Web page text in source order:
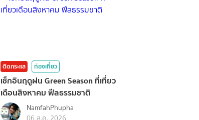
ติดกระแส ท่องเที่ยว
เช็กอินฤดูฝน Green Season ที่เที่ยว
เดือนสิงหาคม ฟีลธรรมชาติ
NamfahPhupha